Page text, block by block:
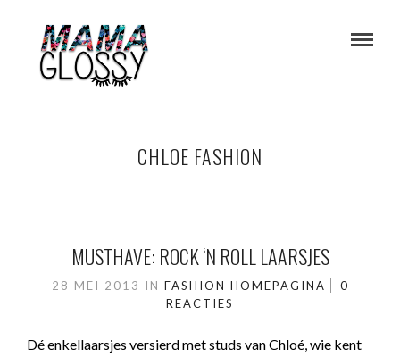
CHLOE FASHION
MUSTHAVE: ROCK ‘N ROLL LAARSJES
28 MEI 2013 IN FASHION HOMEPAGINA
0
REACTIES
Dé enkellaarsjes versierd met studs van Chloé, wie kent